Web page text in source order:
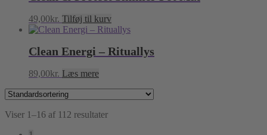
49,00kr. Tilføj til kurv
Clean Energi – Rituallys
89,00kr. Læs mere
Viser 1–16 af 112 resultater